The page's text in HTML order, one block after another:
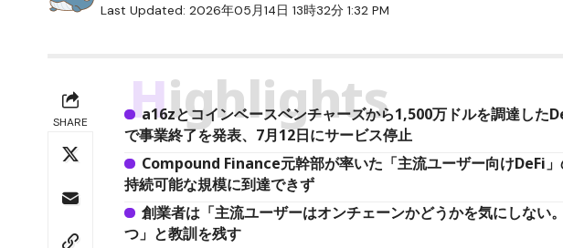
Last Updated: 2026年05月14日 13時32分 1:32 PM
SHARE Highlights
a16zとコインベースベンチャーズから1,500万ドルを調達した
で事業終了を発表、7月12日にサービス停止
Compound Finance元幹部が率いた「主流ユーザー向けDeFi
持続可能な規模に到達できず
創業者は「主流ユーザーはオンチェーンかどうかを気にしない
つ」と教訓を残す